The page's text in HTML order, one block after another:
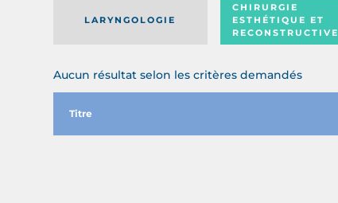
LARYNGOLOGIE
CHIRURGIE
ESTHÉTIQUE ET
RECONSTRUCTIVE
Aucun résultat selon les critères demandés
Titre